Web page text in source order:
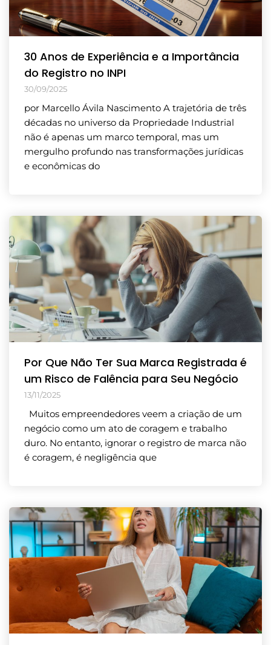
30 Anos de Experiência e a Importância
do Registro no INPI
30/09/2025
por Marcello Ávila Nascimento A trajetória de três
décadas no universo da Propriedade Industrial
não é apenas um marco temporal, mas um
mergulho profundo nas transformações jurídicas
e econômicas do
Por Que Não Ter Sua Marca Registrada é
um Risco de Falência para Seu Negócio
13/11/2025
Muitos empreendedores veem a criação de um
negócio como um ato de coragem e trabalho
duro. No entanto, ignorar o registro de marca não
é coragem, é negligência que